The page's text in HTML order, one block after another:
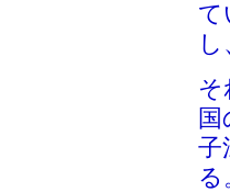
て
そ
子
る